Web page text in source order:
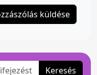
Keresés